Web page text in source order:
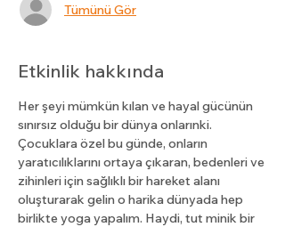
Tümünü Gör
Etkinlik hakkında
Her şeyi mümkün kılan ve hayal gücünün
sınırsız olduğu bir dünya onlarınki.
Çocuklara özel bu günde, onların
yaratıcılıklarını ortaya çıkaran, bedenleri ve
zihinleri için sağlıklı bir hareket alanı
oluşturarak gelin o harika dünyada hep
birlikte yoga yapalım. Haydi, tut minik bir